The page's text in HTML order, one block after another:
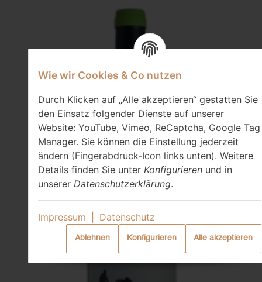
Wie wir Cookies & Co nutzen
Durch Klicken auf „Alle akzeptieren“ gestatten Sie
den Einsatz folgender Dienste auf unserer
Website: YouTube, Vimeo, ReCaptcha, Google Tag
Manager. Sie können die Einstellung jederzeit
ändern (Fingerabdruck-Icon links unten). Weitere
Details finden Sie unter Konfigurieren und in
unserer Datenschutzerklärung.
Impressum Datenschutz
Ablehnen Konfigurieren Alle akzeptieren